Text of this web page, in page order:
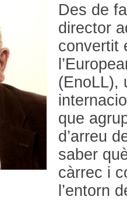
Des de
director
convertit
(EnoLL),
que
d’arreu
saber
càrrec i
l’entorn